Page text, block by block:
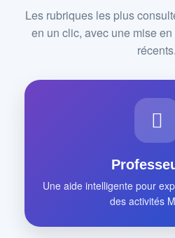
Les rubriques les plus
en un clic, avec une mise
récents.
Une aide intelligente pour
des activités